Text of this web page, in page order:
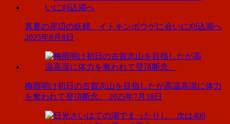
真夏の岸辺の妖精、イトキンポウゲに会いに刈込湖へ
2025年8月8日
梅雨明け初日の古賀志山を目指したが高温高湿に体力
を奪われて登頂断念。
2025年7月18日